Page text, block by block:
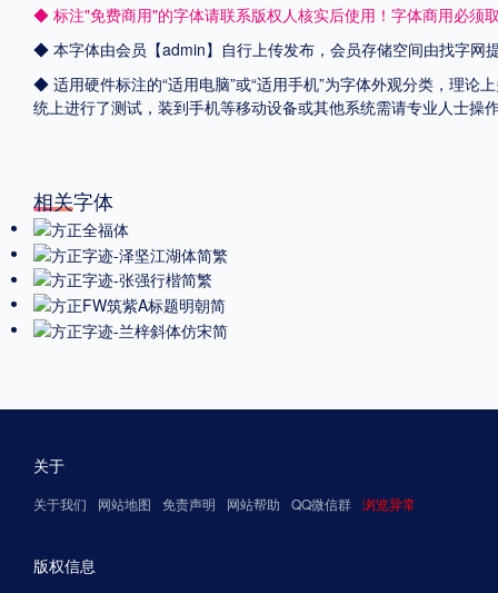
◆ 标注"免费商用"的字体请联系版权人核实后使用！字体商用必须
◆ 本字体由会员【admin】自行上传发布，会员存储空间由找字网
◆ 适用硬件标注的“适用电脑”或“适用手机”为字体外观分类，理论
统上进行了测试，装到手机等移动设备或其他系统需请专业人士
相关字体
关于
关于我们 网站地图 免责声明 网站帮助 QQ微信群 浏览异常
版权信息